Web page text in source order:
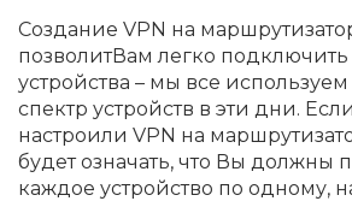
Создание VPN на
позволитВам легко
устройства – мы все
спектр устройств в эти дни.
настроили VPN на
будет означать, что Вы должны
каждое устройство по одному,